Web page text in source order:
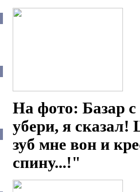
На фото: Базар
убери, я
зуб мне вон и
спину...!"